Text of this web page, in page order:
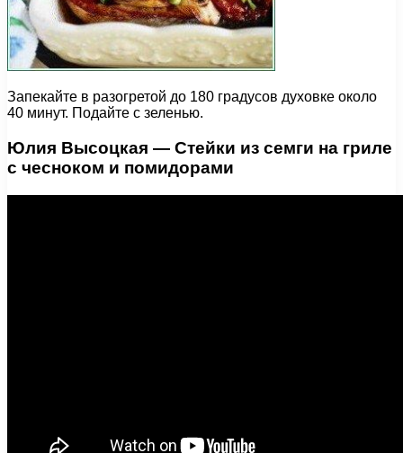
Запекайте в разогретой до 180 градусов духовке около
40 минут. Подайте с зеленью.
Юлия Высоцкая — Стейки из семги на гриле
с чесноком и помидорами